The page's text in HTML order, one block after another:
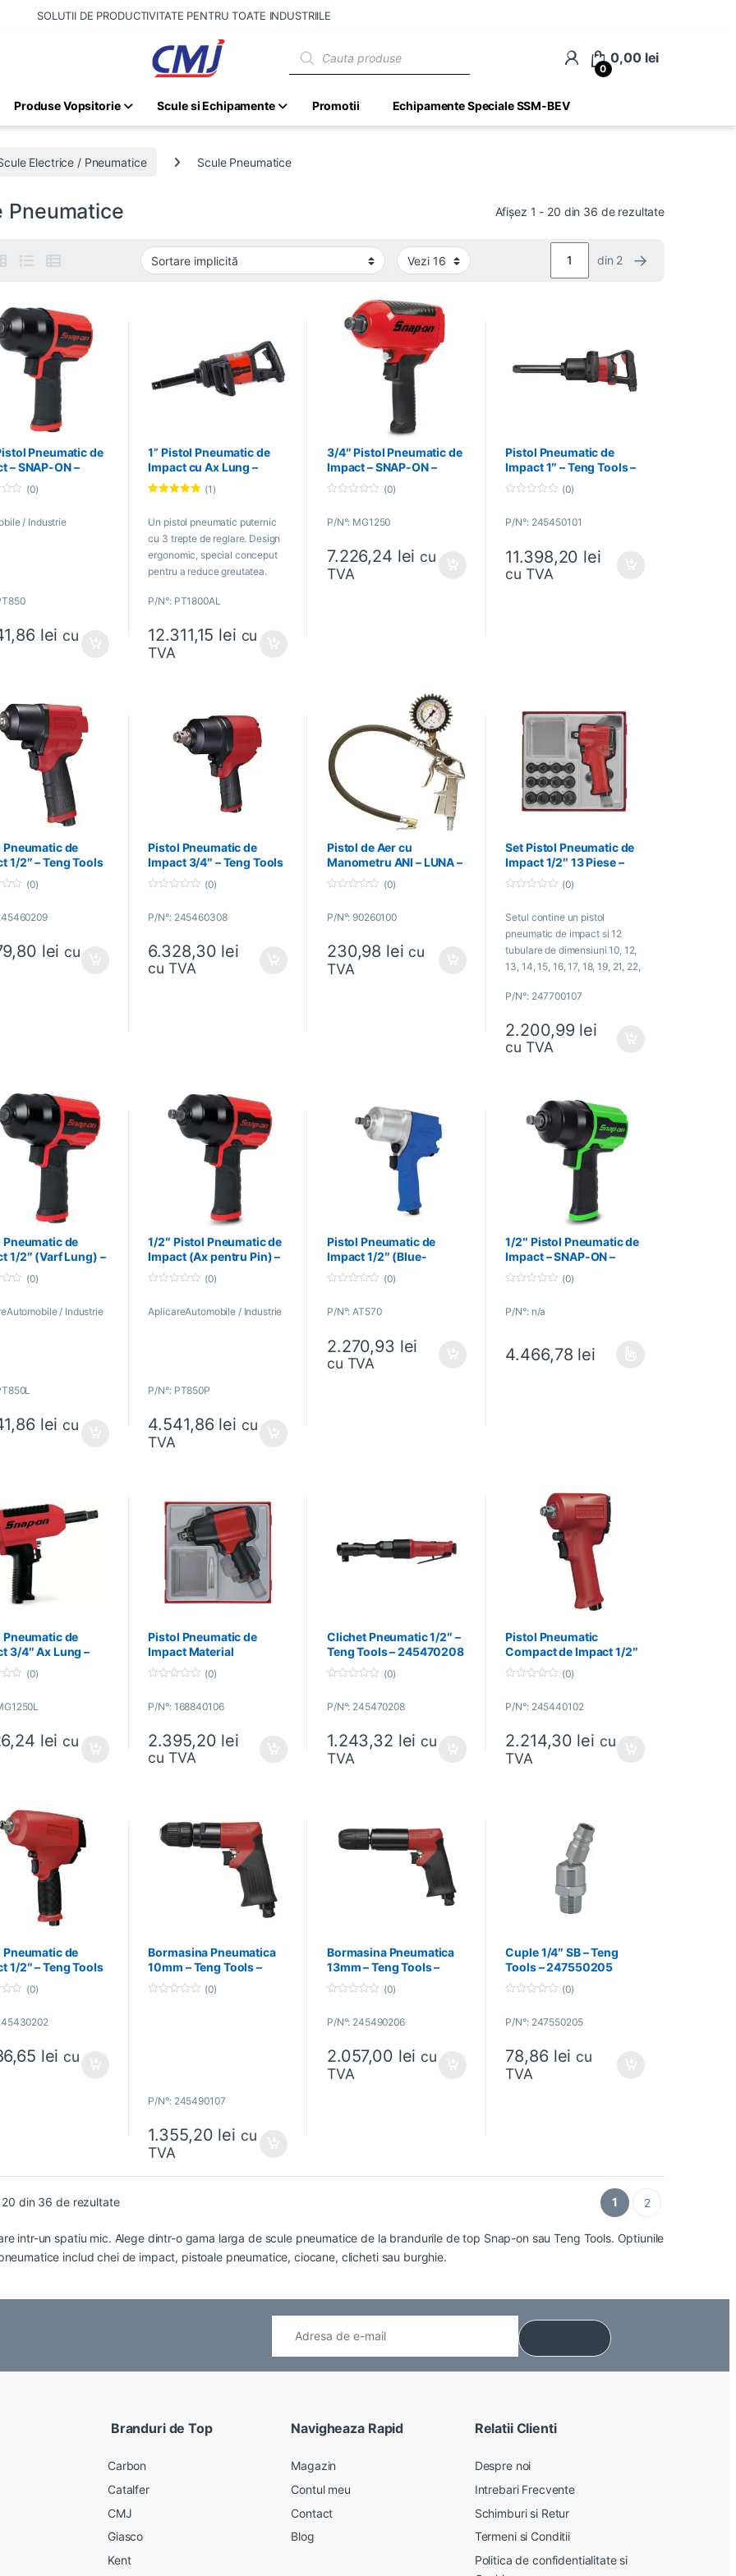
SOLUTII DE PRODUCTIVITATE PENTRU TOATE INDUSTRIILE
0
0,00 lei
Produse Vopsitorie Scule si Echipamente Promotii Echipamente Speciale SSM-BEV
Electrice / Pneumatice Scule Pneumatice
Pneumatice Afișez 1 - 20 din 36 de rezultate
din 2 →
Pneumatic de
– SNAP-ON –
(0)
/ Industrie
lei cu
1” Pistol Pneumatic de
Impact cu Ax Lung –
SNAP-ON – PT1800AL
(1)
Un pistol pneumatic puternic
cu 3 trepte de reglare. Design
ergonomic, special conceput
pentru a reduce greutatea.
P/N°: PT1800AL
12.311,15 lei cu
TVA
3/4″ Pistol Pneumatic de
Impact – SNAP-ON –
MG1250
u
f
5
(0)
P/N°: MG1250
7.226,24 lei cu
TVA
Pistol Pneumatic de
Impact 1″ – Teng Tools –
245450101
u
f
5
(0)
P/N°: 245450101
11.398,20 lei
cu TVA
Pneumatic de
1/2″ – Teng Tools
(0)
lei cu
Pistol Pneumatic de
Impact 3/4″ – Teng Tools
– 245460308
u
f
5
(0)
P/N°: 245460308
6.328,30 lei
cu TVA
Pistol de Aer cu
Manometru ANI – LUNA –
90260100
u
f
5
(0)
P/N°: 90260100
230,98 lei cu
TVA
Set Pistol Pneumatic de
Impact 1/2″ 13 Piese –
TENG TOOLS –
247700107
u
o
f
5
(0)
Setul contine un pistol
pneumatic de impact si 12
tubulare de dimensiuni 10, 12,
13, 14, 15, 16, 17, 18, 19, 21, 22,
P/N°: 247700107
2.200,99 lei
cu TVA
Pneumatic de
1/2″ (Varf Lung) –
ON – PT850L
(0)
/ Industrie
lei cu
1/2″ Pistol Pneumatic de
Impact (Ax pentru Pin) –
SNAP-ON – PT850P
u
(0)
AplicareAutomobile / Industrie
P/N°: PT850P
4.541,86 lei cu
TVA
Pistol Pneumatic de
Impact 1/2″ (Blue-
Point®) – SNAP-ON –
AT570
u
f
5
(0)
P/N°: AT570
2.270,93 lei
cu TVA
1/2″ Pistol Pneumatic de
Impact – SNAP-ON –
PT850G
u
5
(0)
P/N°: n/a
4.466,78 lei
Acest produs are mai multe variații.
Pneumatic de
3/4″ Ax Lung –
ON – MG1250L
(0)
lei cu
Pistol Pneumatic de
Impact Material
Compozit 1/2″ – Teng
Tools – 168840106
u
f
5
(0)
P/N°: 168840106
2.395,20 lei
cu TVA
Clichet Pneumatic 1/2″ –
Teng Tools – 245470208
u
f
5
(0)
P/N°: 245470208
1.243,32 lei cu
TVA
Pistol Pneumatic
Compact de Impact 1/2″
– Teng Tools –
245440102
u
f
5
(0)
P/N°: 245440102
2.214,30 lei cu
TVA
Pneumatic de
1/2″ – Teng Tools
(0)
lei cu
Bormasina Pneumatica
10mm – Teng Tools –
245490107
(0)
P/N°: 245490107
1.355,20 lei cu
TVA
Bormasina Pneumatica
13mm – Teng Tools –
245490206
u
f
5
(0)
P/N°: 245490206
2.057,00 lei cu
TVA
Cuple 1/4″ SB – Teng
Tools – 247550205
u
f
5
(0)
P/N°: 247550205
78,86 lei cu
TVA
20 din 36 de rezultate 1 2
intr-un spatiu mic. Alege dintr-o gama larga de scule pneumatice de la brandurile de top Snap-on sauTeng Tools. Optiunile
includ chei de impact, pistoale pneumatice, ciocane, clicheti sau burghie.
Branduri de Top
Carbon
Catalfer
CMJ
Giasco
Kent
Navigheaza Rapid
Magazin
Contul meu
Contact
Blog
Relatii Clienti
Despre noi
Intrebari Frecvente
Schimburi si Retur
Termeni si Conditii
Politica de confidentialitate si